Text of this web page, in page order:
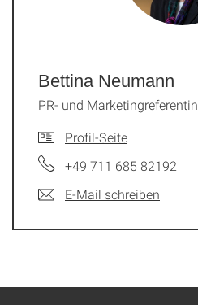
Bettina Neumann
PR- und Marketingreferentin
Profil-Seite
+49 711 685 82192
E-Mail schreiben